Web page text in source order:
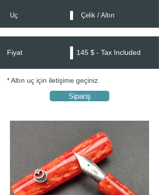
Uç Çelik / Altın
Fiyat 145 $ - Tax Included
Sipariş
* Altın uç için iletişime geçiniz.